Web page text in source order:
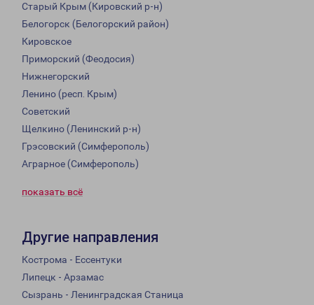
Старый Крым (Кировский р-н)
Белогорск (Белогорский район)
Кировское
Приморский (Феодосия)
Нижнегорский
Ленино (респ. Крым)
Советский
Щелкино (Ленинский р-н)
Грэсовский (Симферополь)
Аграрное (Симферополь)
показать всё
Другие направления
Кострома - Ессентуки
Липецк - Арзамас
Сызрань - Ленинградская Станица